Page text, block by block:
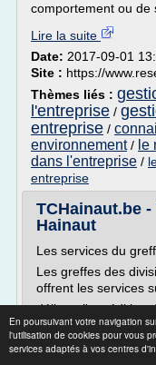
En poursuivant votre navigation
l'utilisation de cookies pour vous
services adaptés à vos centres
comportement ou de
Lire la suite
Date: 2017-09-01
Site : https://
Thèmes liés :
l'entreprise /
entreprise /
environnement/ le
dans l'entreprise /
entreprise
TCHainaut.be
Hainaut
Les services du
Les greffes des
offrent les services
délivrer l'expédition
nécessaire pour
simple de ceux-ci;